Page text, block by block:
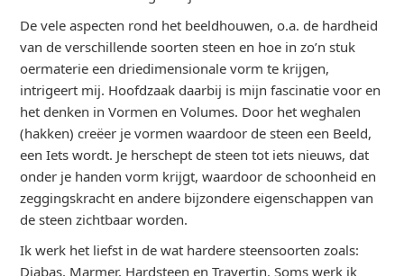
De vele aspecten rond het beeldhouwen, o.a. de hardheid
van de verschillende soorten steen en hoe in zo’n stuk
oermaterie een driedimensionale vorm te krijgen,
intrigeert mij. Hoofdzaak daarbij is mijn fascinatie voor en
het denken in Vormen en Volumes. Door het weghalen
(hakken) creëer je vormen waardoor de steen een Beeld,
een Iets wordt. Je herschept de steen tot iets nieuws, dat
onder je handen vorm krijgt, waardoor de schoonheid en
zeggingskracht en andere bijzondere eigenschappen van
de steen zichtbaar worden.
Ik werk het liefst in de wat hardere steensoorten zoals:
Diabas, Marmer, Hardsteen en Travertin. Soms werk ik